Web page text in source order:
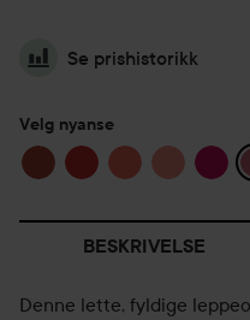
Se prishistorikk
Velg nyanse
BESKRIVELSE
Denne lette, fyldige